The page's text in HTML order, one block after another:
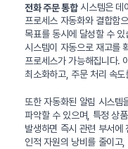
전화 주문 통합시스템은 데
프로세스 자동화와 결합함
목표를 동시에 달성할 수
시스템이 자동으로 재고를
프로세스가 가능해집니다.
최소화하고, 주문 처리 속
또한 자동화된 알림 시스템
파악할 수 있으며, 특정 상
발생하면 즉시 관련 부서에
인적 자원의 낭비를 줄이고